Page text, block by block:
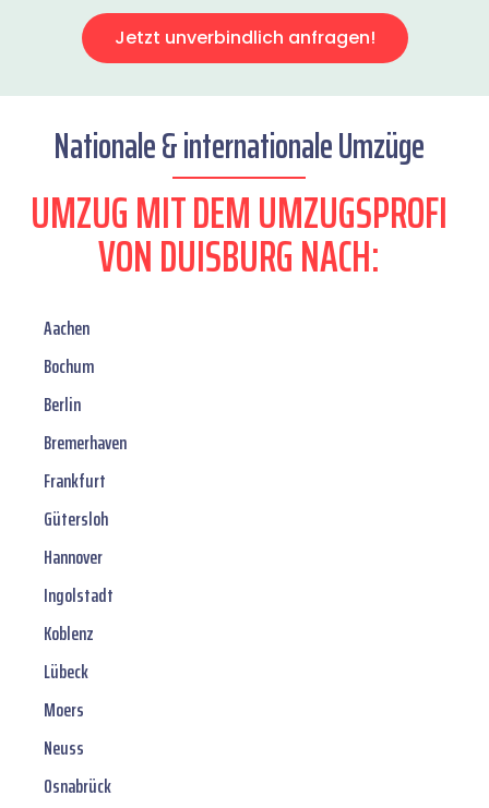
Jetzt unverbindlich anfragen!
Nationale & internationale Umzüge
UMZUG MIT DEM UMZUGSPROFI
VON DUISBURG NACH:
Aachen
Bochum
Berlin
Bremerhaven
Frankfurt
Gütersloh
Hannover
Ingolstadt
Koblenz
Lübeck
Moers
Neuss
Osnabrück